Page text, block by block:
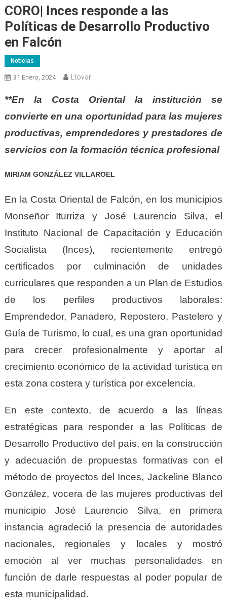
CORO| Inces responde a las
Políticas de Desarrollo Productivo
en Falcón
Noticias
31 Enero, 2024 Ltovar
**En la Costa Oriental la institución se
convierte en una oportunidad para las mujeres
productivas, emprendedores y prestadores de
servicios con la formación técnica profesional
MIRIAM GONZÁLEZ VILLAROEL
En la Costa Oriental de Falcón, en los municipios
Monseñor Iturriza y José Laurencio Silva, el
Instituto Nacional de Capacitación y Educación
Socialista (Inces), recientemente entregó
certificados por culminación de unidades
curriculares que responden a un Plan de Estudios
de los perfiles productivos laborales:
Emprendedor, Panadero, Repostero, Pastelero y
Guía de Turismo, lo cual, es una gran oportunidad
para crecer profesionalmente y aportar al
crecimiento económico de la actividad turística en
esta zona costera y turística por excelencia.
En este contexto, de acuerdo a las líneas
estratégicas para responder a las Políticas de
Desarrollo Productivo del país, en la construcción
y adecuación de propuestas formativas con el
método de proyectos del Inces, Jackeline Blanco
González, vocera de las mujeres productivas del
municipio José Laurencio Silva, en primera
instancia agradeció la presencia de autoridades
nacionales, regionales y locales y mostró
emoción al ver muchas personalidades en
función de darle respuestas al poder popular de
esta municipalidad.